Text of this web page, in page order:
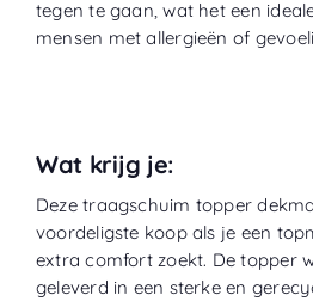
tegen te gaan, wat het een
mensen met allergieën of
Wat krijg je:
Deze traagschuim topper
voordeligste koop als je een
extra comfort zoekt. De topper
geleverd in een sterke en